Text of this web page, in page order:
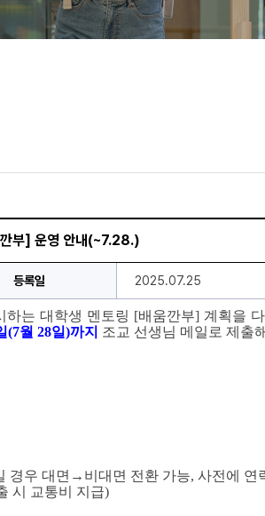
부] 운영 안내(~7.28.)
등록일 2025.07.25
하는 대학생 멘토링 [배움깐부] 계획을
(7월 28일)까지 조교 선생님 메일로 제출
경우 대면 → 비대면 전환 가능, 사전에 연
시 교통비 지급)